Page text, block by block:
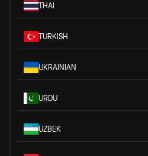
THAI
TURKISH
UKRAINIAN
URDU
UZBEK